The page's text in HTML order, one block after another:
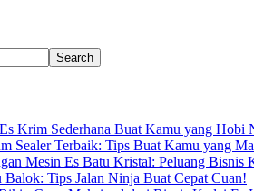
Krim Sederhana Buat Kamu yang Hobi
Sealer Terbaik: Tips Buat Kamu yang
Mesin Es Batu Kristal: Peluang Bisnis
Balok: Tips Jalan Ninja Buat Cepat Cuan!